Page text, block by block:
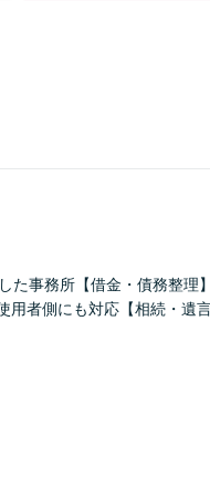
た事務所【借金・債務整理
者側にも対応【相続・遺